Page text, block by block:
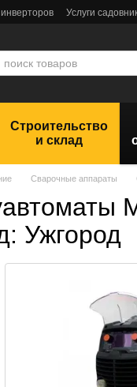
Услуги
Строительство
и склад
Сварочные аппараты
Ужгород